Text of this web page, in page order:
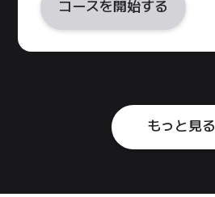
コースを開始する
もっと見る